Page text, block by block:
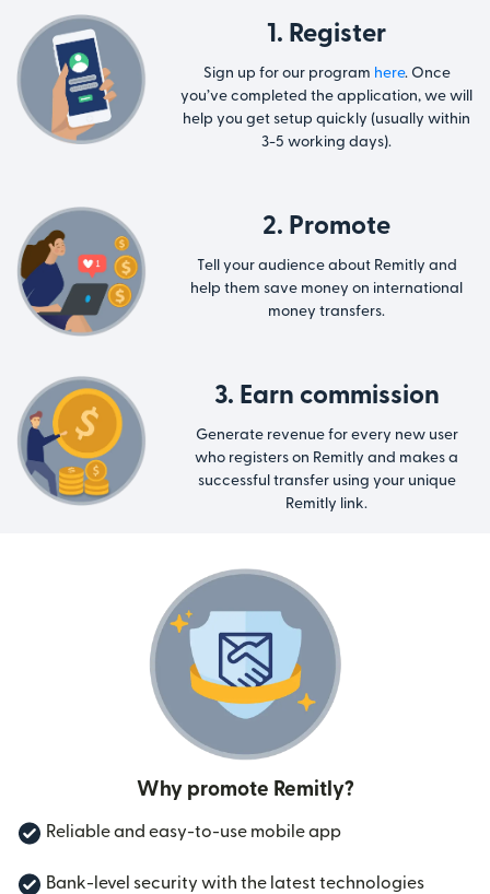
1. Register
Sign up for our program here. Once
you’ve completed the application, we will
help you get setup quickly (usually within
3-5 working days).
2. Promote
Tell your audience about Remitly and
help them save money on international
money transfers.
3. Earn commission
Generate revenue for every new user
who registers on Remitly and makes a
successful transfer using your unique
Remitly link.
Why promote Remitly?
Reliable and easy-to-use mobile app
Bank-level security with the latest technologies